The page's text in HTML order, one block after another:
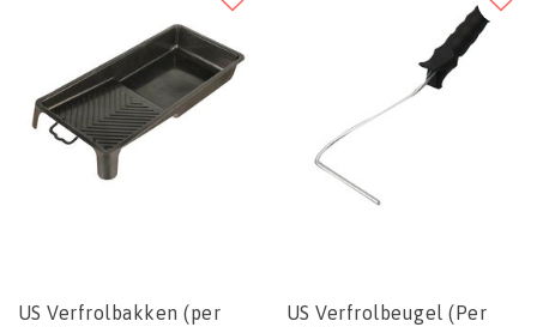
US Verfrolbakken (per
US Verfrolbeugel (Per